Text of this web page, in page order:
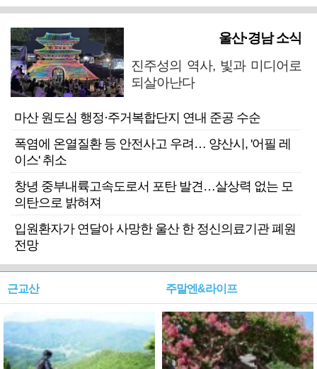
울산·경남 소식
진주성의 역사, 빛과 미디어로
되살아난다
마산 원도심 행정·주거복합단지 연내 준공 수순
폭염에 온열질환 등 안전사고 우려… 양산시, '어필 레
이스' 취소
창녕 중부내륙고속도로서 포탄 발견…살상력 없는 모
의탄으로 밝혀져
입원환자가 연달아 사망한 울산 한 정신의료기관 폐원
전망
근교산 주말엔&라이프